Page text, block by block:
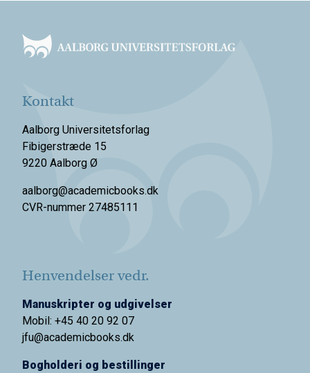
Kontakt
Aalborg Universitetsforlag
Fibigerstræde 15
9220 Aalborg Ø
aalborg@academicbooks.dk
CVR-nummer 27485111
Henvendelser vedr.
Manuskripter og udgivelser
Mobil: +45 40 20 92 07
jfu@academicbooks.dk
Bogholderi og bestillinger